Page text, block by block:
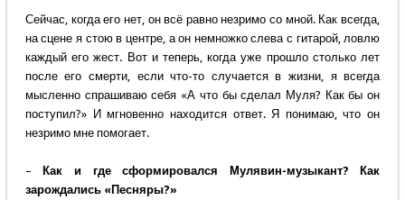
Сейчас, когда его нет, он всё равно незримо со мной. Как всегда,
на сцене я стою в центре, а он немножко слева с гитарой, ловлю
каждый его жест. Вот и теперь, когда уже прошло столько лет
после его смерти, если что-то случается в жизни, я всегда
мысленно спрашиваю себя «А что бы сделал Муля? Как бы он
поступил?» И мгновенно находится ответ. Я понимаю, что он
незримо мне помогает.
–
Как и где сформировался Мулявин-музыкант? Как
зарождались «Песняры?»